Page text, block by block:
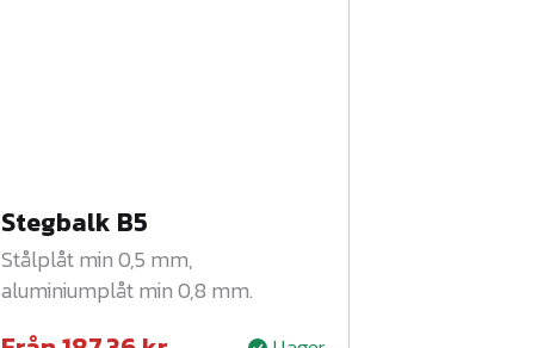
Stegbalk B5
Stålplåt min 0,5 mm,
aluminiumplåt min 0,8 mm.